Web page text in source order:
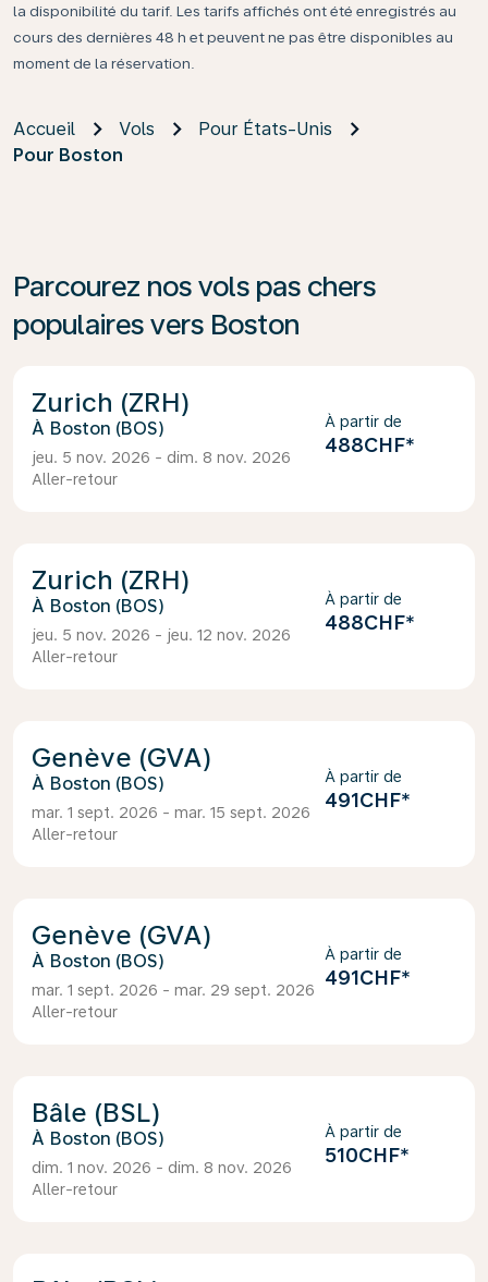
la disponibilité du tarif. Les tarifs affichés ont été enregistrés au
cours des dernières 48 h et peuvent ne pas être disponibles au
moment de la réservation.
Accueil Vols
Pour États-Unis
Pour Boston
Parcourez nos vols pas chers
populaires vers Boston
Zurich (ZRH)
Boston (BOS)
jeu. 5 nov. 2026 - dim. 8 nov. 2026
Aller-retour
À partir de
488CHF*
Zurich (ZRH)
Boston (BOS)
jeu. 5 nov. 2026 - jeu. 12 nov. 2026
Aller-retour
À partir de
488CHF*
Genève (GVA)
Boston (BOS)
mar. 1 sept. 2026 - mar. 15 sept. 2026
Aller-retour
À partir de
491CHF*
Genève (GVA)
Boston (BOS)
mar. 1 sept. 2026 - mar. 29 sept. 2026
Aller-retour
À partir de
491CHF*
Bâle (BSL)
Boston (BOS)
dim. 1 nov. 2026 - dim. 8 nov. 2026
Aller-retour
À partir de
510CHF*